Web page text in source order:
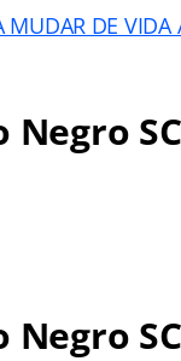
MUDAR DE VIDA
Negro
Negro